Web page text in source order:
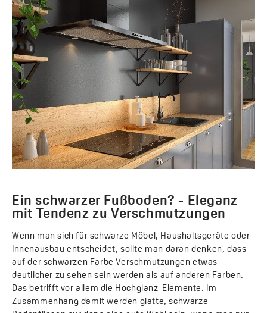
Ein schwarzer Fußboden? - Eleganz
mit Tendenz zu Verschmutzungen
Wenn man sich für schwarze Möbel, Haushaltsgeräte oder
Innenausbau entscheidet, sollte man daran denken, dass
auf der schwarzen Farbe Verschmutzungen etwas
deutlicher zu sehen sein werden als auf anderen Farben.
Das betrifft vor allem die Hochglanz-Elemente. Im
Zusammenhang damit werden glatte, schwarze